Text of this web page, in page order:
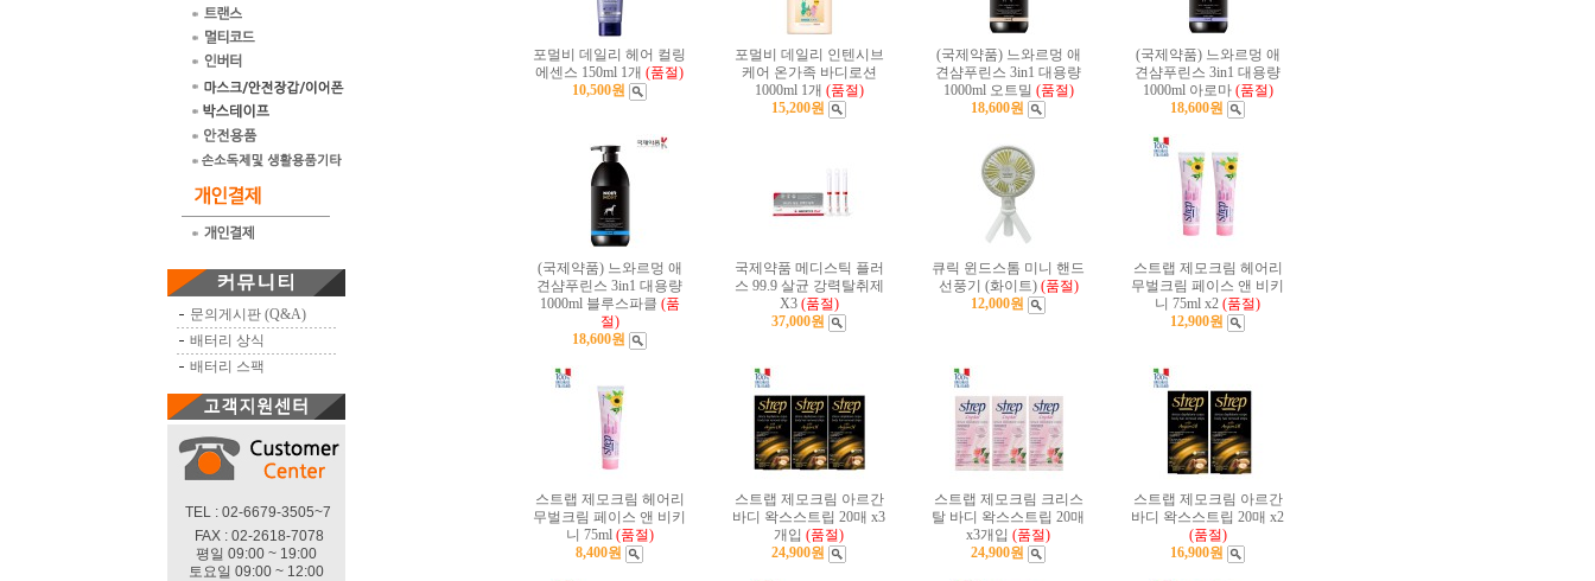
문의게시판 (Q&A)
배터리 상식
배터리 스팩
TEL : 02-6679-3505~7
FAX : 02-2618-7078
평일 09:00 ~ 19:00
토요일 09:00 ~ 12:00
포멀비 데일리 헤어 컬링
에센스 150ml 1개 (품절)
10,500원
포멀비 데일리 인텐시브
케어 온가족 바디로션
1000ml 1개 (품절)
15,200원
(국제약품) 느와르멍 애
견샴푸린스 3in1 대용량
1000ml 오트밀 (품절)
18,600원
(국제약품) 느와르멍 애
견샴푸린스 3in1 대용량
1000ml 아로마 (품절)
18,600원
(국제약품) 느와르멍 애
견샴푸린스 3in1 대용량
1000ml 블루스파클 (품
절)
18,600원
국제약품 메디스틱 플러
스 99.9 살균 강력탈취제
X3 (품절)
37,000원
큐릭 윈드스톰 미니 핸드
선풍기 (화이트) (품절)
12,000원
스트랩 제모크림 헤어리
무벌크림 페이스 앤 비키
니 75ml x2 (품절)
12,900원
스트랩 제모크림 헤어리
무벌크림 페이스 앤 비키
니 75ml (품절)
8,400원
스트랩 제모크림 아르간
바디 왁스스트립 20매 x3
개입 (품절)
24,900원
스트랩 제모크림 크리스
탈 바디 왁스스트립 20매
x3개입 (품절)
24,900원
스트랩 제모크림 아르간
바디 왁스스트립 20매 x2
(품절)
16,900원